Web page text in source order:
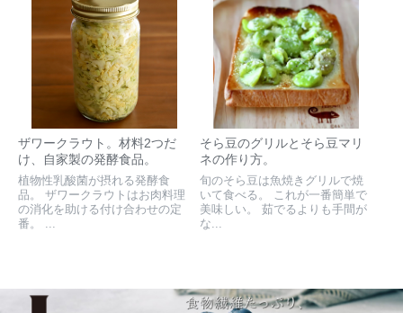
ザワークラウト。材料2つだ
け、自家製の発酵食品。
植物性乳酸菌が摂れる発酵食
品。 ザワークラウトはお肉料理
の消化を助ける付け合わせの定
番。 ...
そら豆のグリルとそら豆マリ
ネの作り方。
旬のそら豆は魚焼きグリルで焼
いて食べる。 これが一番簡単で
美味しい。 茹でるよりも手間が
な...